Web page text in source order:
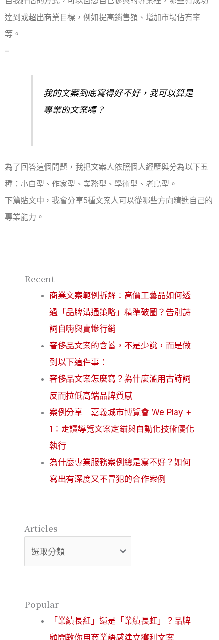
達到或超出商業目標，例如提高銷售額、增加市場佔有率
等。
–
我的文案到底寫得好不好，我可以算是
專業的文案嗎？
為了回答這個問題，我把文案人依照個人經歷與分為以下五
種：小白型、作家型、業務型、學術型、老鳥型。
下篇貼文中，我會分享5種文案人可以從哪些方向精進自己的
專業能力。
Recent
商業文案範例拆解：高價工藝品如何透
過「品牌溝通策略」精準破圈？告別詩
詞自嗨與賣慘行銷
奢侈品文案的含蓄，不是少說，而是做
到以下這件事：
奢侈品文案怎麼寫？為什麼濫用古詩詞
反而拉低高端品牌質感
案例分享｜嘉義城市博覽會 We Play +
1：走讀導覽文案定錨與自動化技術優化
執行
為什麼專業服務案例總是寫不好？如何
寫出有深度又不冒犯的合作案例
Articles
Popular
「業績長紅」還是「業績長虹」？品牌
顧問教你用商業語感建立獲利文案